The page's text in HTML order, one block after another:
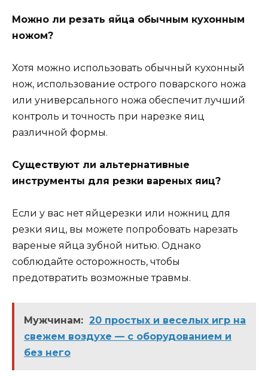
Можно ли резать яйца обычным кухонным
ножом?
Хотя можно использовать обычный кухонный
нож, использование острого поварского ножа
или универсального ножа обеспечит лучший
контроль и точность при нарезке яиц
различной формы.
Существуют ли альтернативные
инструменты для резки вареных яиц?
Если у вас нет яйцерезки или ножниц для
резки яиц, вы можете попробовать нарезать
вареные яйца зубной нитью. Однако
соблюдайте осторожность, чтобы
предотвратить возможные травмы.
Мужчинам: 20 простых и веселых игр на
свежем воздухе — с оборудованием и
без него